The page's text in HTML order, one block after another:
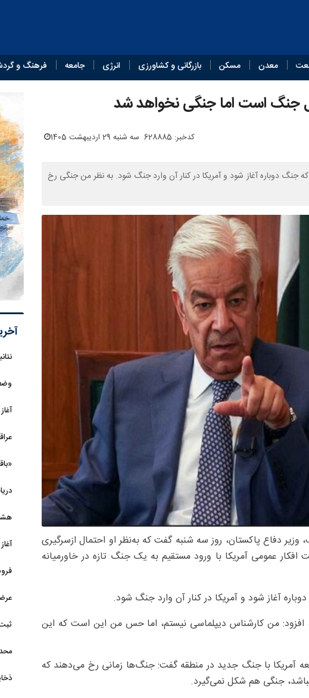
معدن مسکن بازرگانی و کشاورزی انرژی جامعه فرهنگ و
جنگ است اما جنگی نخواهد شد
کدخبر: 628885 سه شنبه 29 اردیبهشت 1405
دوباره آغاز شود و آمریکا در کنار آن وارد جنگ شود. به نظر من جنگی رخ
دفاع پاکستان، روز سه شنبه گفت که به‌نظر او احتمال ازسرگیری
عمومی آمریکا با ورود مستقیم به یک جنگ تازه در خاورمیانه
آغاز شود و آمریکا در کنار آن وارد جنگ شود.
افزود: من کارشناس دیپلماسی نیستم، اما حس من این است که این
آمریکا با جنگ جدید در منطقه گفت: جنگ‌ها زمانی رخ می‌دهند که
جنگی هم شکل نمی‌گیرد.